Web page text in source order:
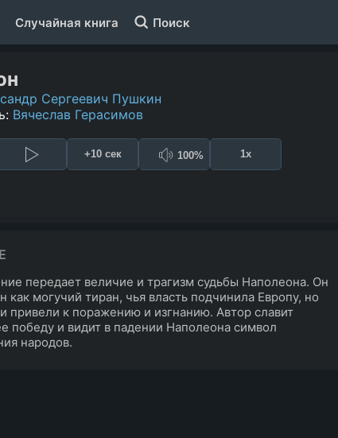
Случайная книга Поиск
Сергеевич Пушкин
Вячеслав Герасимов
+10 сек 100% 1x
передает величие и трагизм судьбы Наполеона. Он
как могучий тиран, чья власть подчинила Европу, но
привели к поражению и изгнанию. Автор славит
победу и видит в падении Наполеона символ
народов.